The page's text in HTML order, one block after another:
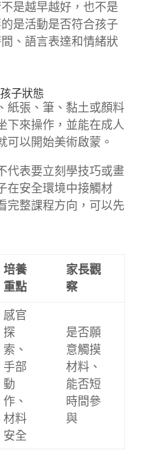
是越早越好，也不是
是活動是否符合孩子
、語言表達和情緒狀
子狀態
紙張、筆、黏土或顏料
下來操作，並能在成人
可以開始美術啟蒙。
代表要立刻學技巧或畫
在安全環境中接觸材
完整課程方向，可以先
培養
重點
家長觀
察
感官
探
索、
手部
動
作、
材料
安全
是否願
意觸摸
材料、
能否短
時間參
與